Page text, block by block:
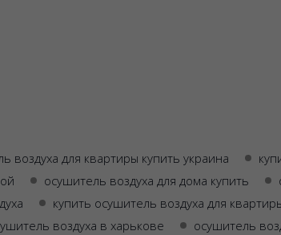
воздуха для квартиры купить украина
осушитель воздуха для дома купить
купить осушитель воздуха для
воздуха в харькове
осушитель